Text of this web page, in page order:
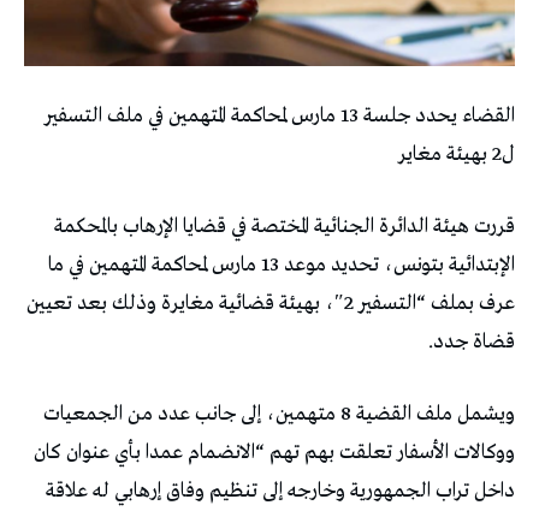
القضاء يحدد جلسة 13 مارس لمحاكمة المتهمين في ملف التسفير
ل2 بهيئة مغاير
قررت هيئة الدائرة الجنائية المختصة في قضايا الإرهاب بالمحكمة
الإبتدائية بتونس، تحديد موعد 13 مارس لمحاكمة المتهمين في ما
عرف بملف “التسفير 2″، بهيئة قضائية مغايرة وذلك بعد تعيين
قضاة جدد.
ويشمل ملف القضية 8 متهمين، إلى جانب عدد من الجمعيات
ووكالات الأسفار تعلقت بهم تهم “الانضمام عمدا بأي عنوان كان
داخل تراب الجمهورية وخارجه إلى تنظيم وفاق إرهابي له علاقة